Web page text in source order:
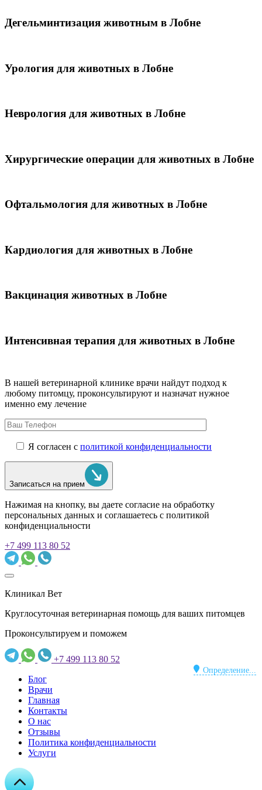
Дегельминтизация животным в Лобне
Урология для животных в Лобне
Неврология для животных в Лобне
Хирургические операции для животных в Лобне
Офтальмология для животных в Лобне
Кардиология для животных в Лобне
Вакцинация животных в Лобне
Интенсивная терапия для животных в Лобне
В нашей ветеринарной клинике врачи найдут подход к
любому питомцу, проконсультируют и назначат нужное
именно ему лечение
Я согласен с политикой конфиденциальности
Записаться на прием
Нажимая на кнопку, вы даете согласие на обработку
персональных данных и соглашаетесь c политикой
конфиденциальности
+7 499 113 80 52
Клиникал Вет
Круглосуточная ветеринарная помощь для ваших питомцев
Проконсультируем и поможем
+7 499 113 80 52
Определение...
Блог
Врачи
Главная
Контакты
О нас
Отзывы
Политика конфиденциальности
Услуги